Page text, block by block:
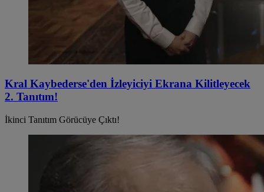
Kral Kaybederse'den İzleyiciyi Ekrana Kilitleyecek
2. Tanıtım!
İkinci Tanıtım Görücüye Çıktı!